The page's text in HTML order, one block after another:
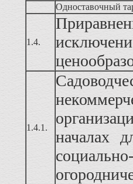
Одноставочный
1.4.
1.4.1.
началах